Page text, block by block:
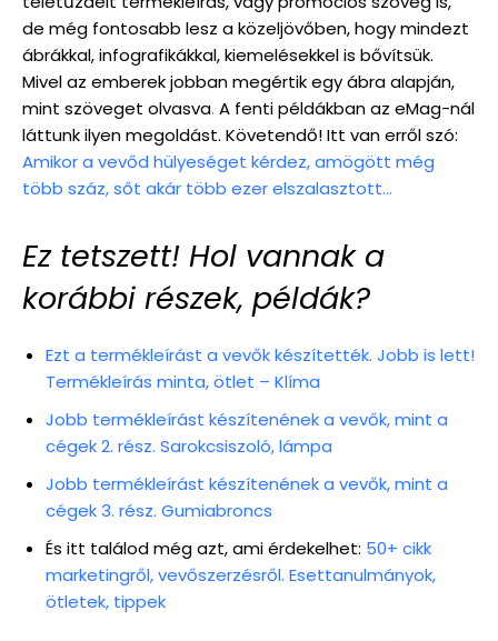
de még fontosabb lesz a közeljövőben, hogy mindezt
ábrákkal, infografikákkal, kiemelésekkel is bővítsük.
Mivel az emberek jobban megértik egy ábra alapján,
mint szöveget olvasva. A fenti példákban az eMag-nál
láttunk ilyen megoldást. Követendő! Itt van erről szó:
Amikor a vevőd hülyeséget kérdez, amögött még
több száz, sőt akár több ezer elszalasztott…
Ez tetszett! Hol vannak a
korábbi részek, példák?
Ezt a termékleírást a vevők készítették. Jobb is lett!
Termékleírás minta, ötlet – Klíma
Jobb termékleírást készítenének a vevők, mint a
cégek 2. rész. Sarokcsiszoló, lámpa
Jobb termékleírást készítenének a vevők, mint a
cégek 3. rész. Gumiabroncs
És itt találod még azt, ami érdekelhet: 50+ cikk
marketingről, vevőszerzésről. Esettanulmányok,
ötletek, tippek